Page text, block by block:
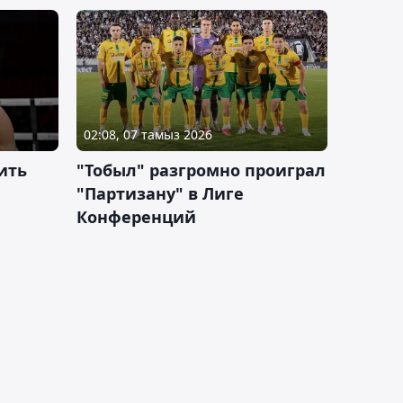
02:08, 07 тамыз 2026
"Тобыл" разгромно проиграл
"Партизану" в Лиге
Конференций